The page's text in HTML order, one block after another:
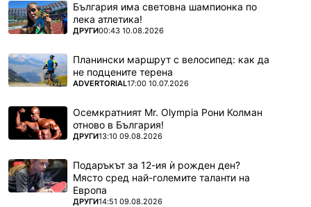
България има световна шампионка по
лека атлетика!
ПОВЕЧЕ ОТ
ДРУГИ00:43 10.08.2026
Планински маршрут с велосипед: как да
не подцените терена
ПОВЕЧЕ ОТ
ADVERTORIAL17:00 10.07.2026
Осемкратният Mr. Olympia Рони Колман
отново в България!
ПОВЕЧЕ ОТ
ДРУГИ13:10 09.08.2026
Подаръкът за 12-ия ѝ рожден ден?
Място сред най-големите таланти на
Европа
ПОВЕЧЕ ОТ
ДРУГИ14:51 09.08.2026